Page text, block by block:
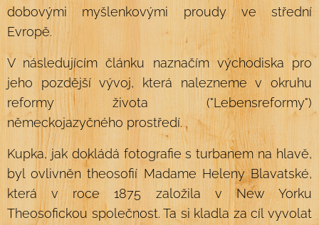
dobovými myšlenkovými proudy ve střední
Evropě.
V následujícím článku naznačím východiska pro
jeho pozdější vývoj, která nalezneme v okruhu
reformy života ("Lebensreformy")
německojazyčného prostředí.
Kupka, jak dokládá fotografie s turbanem na hlavě,
byl ovlivněn theosofií Madame Heleny Blavatské,
která v roce 1875 založila v New Yorku
Theosofickou společnost. Ta si kladla za cíl vyvolat